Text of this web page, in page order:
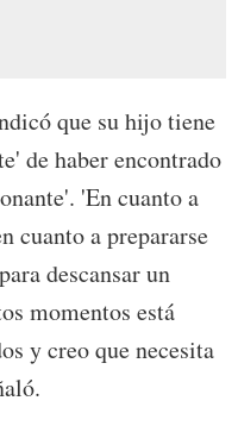
que su hijo tiene
de haber encontrado
'En cuanto a
cuanto a prepararse
descansar un
momentos está
y creo que necesita